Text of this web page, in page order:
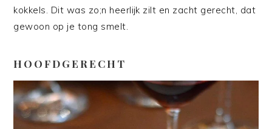
kokkels. Dit was zo;n heerlijk zilt en zacht gerecht, dat
gewoon op je tong smelt.
HOOFDGERECHT